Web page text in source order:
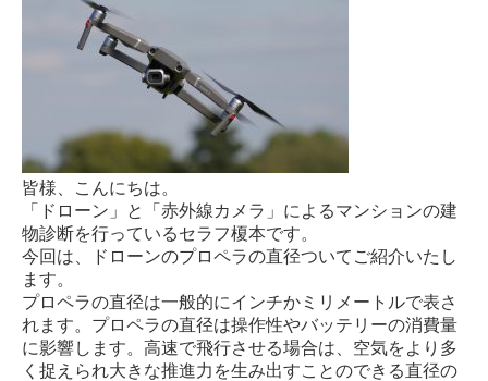
皆様、こんにちは。
「ドローン」と「赤外線カメラ」によるマンションの建
物診断を行っているセラフ榎本です。
今回は、ドローンのプロペラの直径ついてご紹介いたし
ます。
プロペラの直径は一般的にインチかミリメートルで表さ
れます。プロペラの直径は操作性やバッテリーの消費量
に影響します。高速で飛行させる場合は、空気をより多
く捉えられ大きな推進力を生み出すことのできる直径の